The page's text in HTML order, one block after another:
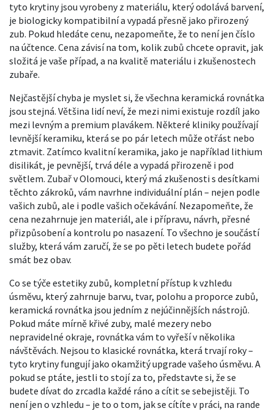
tyto krytiny jsou vyrobeny z materiálu, který odolává barvení,
je biologicky kompatibilní a vypadá přesně jako přirozený
zub. Pokud hledáte cenu, nezapomeňte, že to není jen číslo
na účtence. Cena závisí na tom, kolik zubů chcete opravit, jak
složitá je vaše případ, a na kvalitě materiálu i zkušenostech
zubaře.
Nejčastější chyba je myslet si, že všechna keramická rovnátka
jsou stejná. Většina lidí neví, že mezi nimi existuje rozdíl jako
mezi levným a premium plavákem. Některé kliniky používají
levnější keramiku, která se po pár letech může otřást nebo
ztmavit. Zatímco kvalitní keramika, jako je například lithium
disilikát, je pevnější, trvá déle a vypadá přirozeně i pod
světlem. Zubař v Olomouci, který má zkušenosti s desítkami
těchto zákroků, vám navrhne individuální plán – nejen podle
vašich zubů, ale i podle vašich očekávání. Nezapomeňte, že
cena nezahrnuje jen materiál, ale i přípravu, návrh, přesné
přizpůsobení a kontrolu po nasazení. To všechno je součástí
služby, která vám zaručí, že se po pěti letech budete pořád
smát bez obav.
Co se týče estetiky zubů, kompletní přístup k vzhledu
úsměvu, který zahrnuje barvu, tvar, polohu a proporce zubů,
keramická rovnátka jsou jedním z nejúčinnějších nástrojů.
Pokud máte mírně křivé zuby, malé mezery nebo
nepravidelné okraje, rovnátka vám to vyřeší v několika
návštěvách. Nejsou to klasické rovnátka, která trvají roky –
tyto krytiny fungují jako okamžitý upgrade vašeho úsměvu. A
pokud se ptáte, jestli to stojí za to, představte si, že se
budete dívat do zrcadla každé ráno a cítit se sebejistěji. To
není jen o vzhledu – je to o tom, jak se cítíte v práci, na rande